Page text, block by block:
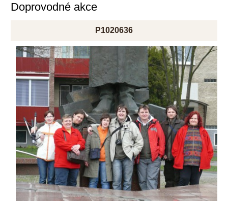
Doprovodné akce
P1020636